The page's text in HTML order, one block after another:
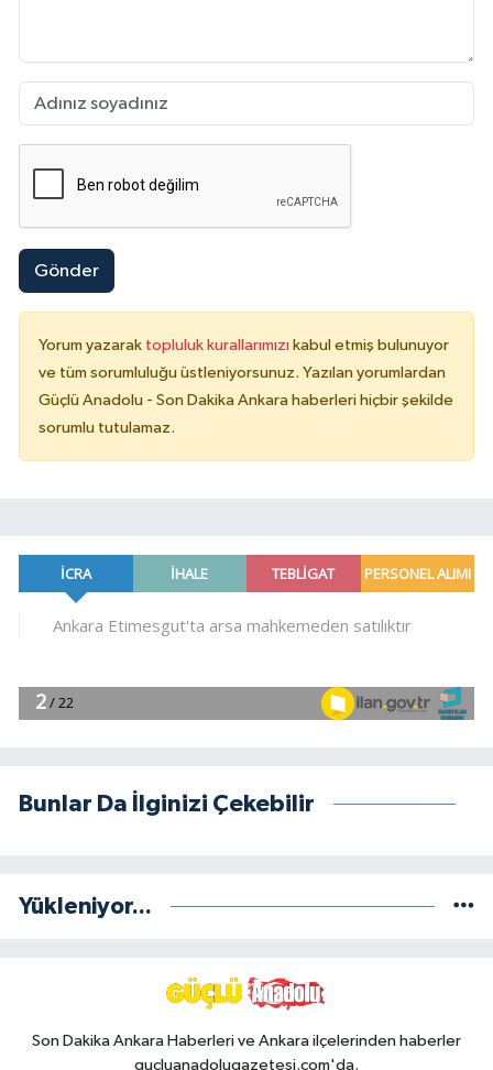
Gönder
Yorum yazarak topluluk kurallarımızı kabul etmiş bulunuyor
ve tüm sorumluluğu üstleniyorsunuz. Yazılan yorumlardan
Güçlü Anadolu - Son Dakika Ankara haberleri hiçbir şekilde
sorumlu tutulamaz.
Bunlar Da İlginizi Çekebilir
Yükleniyor...
Son Dakika Ankara Haberleri ve Ankara ilçelerinden haberler
gucluanadolugazetesi.com'da.